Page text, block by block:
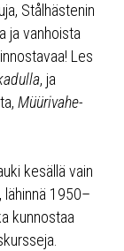
Stålhästenin
ja vanhoista
Les
, ja
Müürivahe-
kesällä vain
lähinnä 1950–
kunnostaa